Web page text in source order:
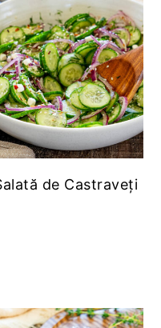
de Castraveți